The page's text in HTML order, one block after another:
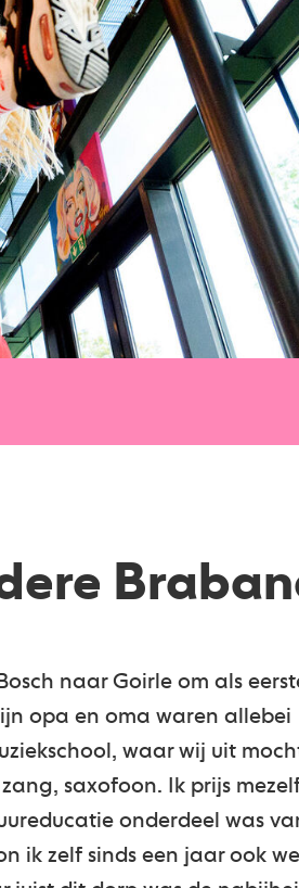
naar Goirle om als
opa en oma waren allebei
waar wij uit
saxofoon. Ik prijs
onderdeel was
ik zelf sinds een jaar ook